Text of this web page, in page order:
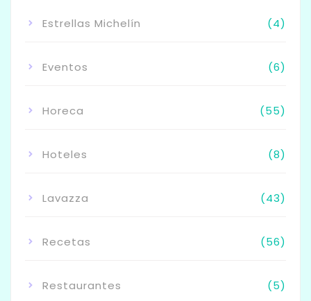
Estrellas Michelín (4)
Eventos (6)
Horeca (55)
Hoteles (8)
Lavazza (43)
Recetas (56)
Restaurantes (5)